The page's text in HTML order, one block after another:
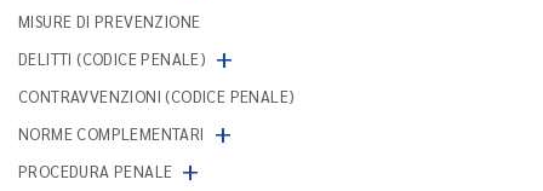
MISURE DI PREVENZIONE
DELITTI (CODICE PENALE) +
CONTRAVVENZIONI (CODICE PENALE)
NORME COMPLEMENTARI
+
PROCEDURA PENALE +